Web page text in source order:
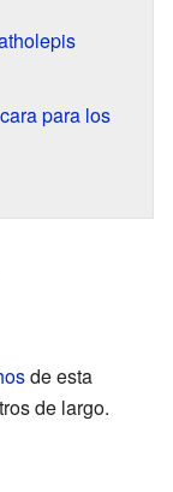
para los
de esta
de largo.